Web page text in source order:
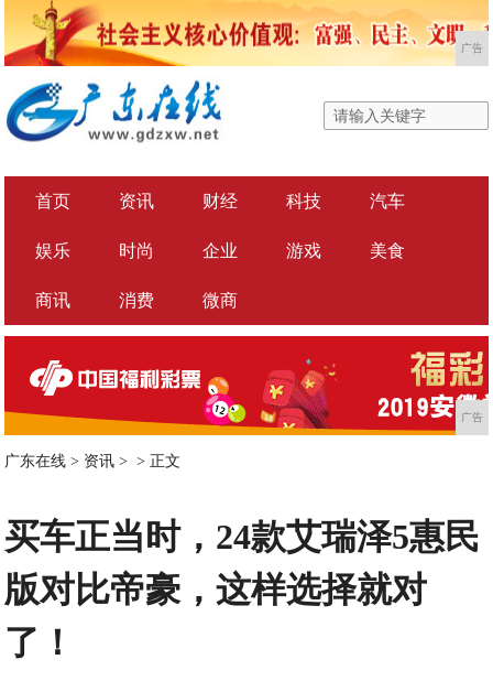
广告
首页 资讯 财经 科技 汽车
娱乐 时尚 企业 游戏 美食
商讯 消费 微商
广告
广东在线 > 资讯 > > 正文
买车正当时，24款艾瑞泽5惠民
版对比帝豪，这样选择就对
了！